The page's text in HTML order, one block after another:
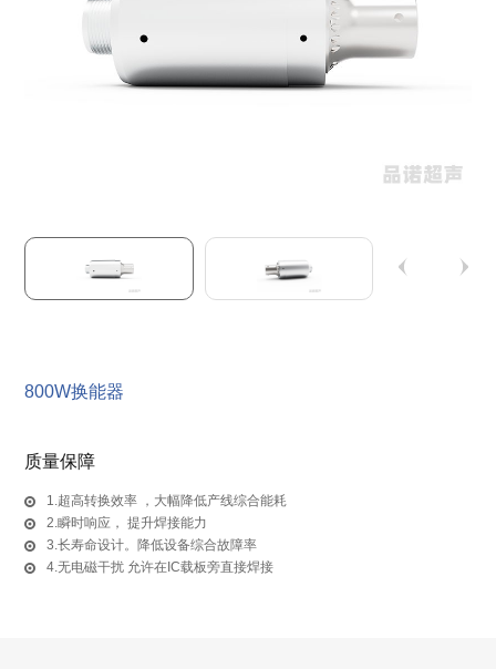
800W换能器
质量保障
1.超高转换效率 ，大幅降低产线综合能耗
2.瞬时响应， 提升焊接能力
3.长寿命设计。降低设备综合故障率
4.无电磁干扰 允许在IC载板旁直接焊接